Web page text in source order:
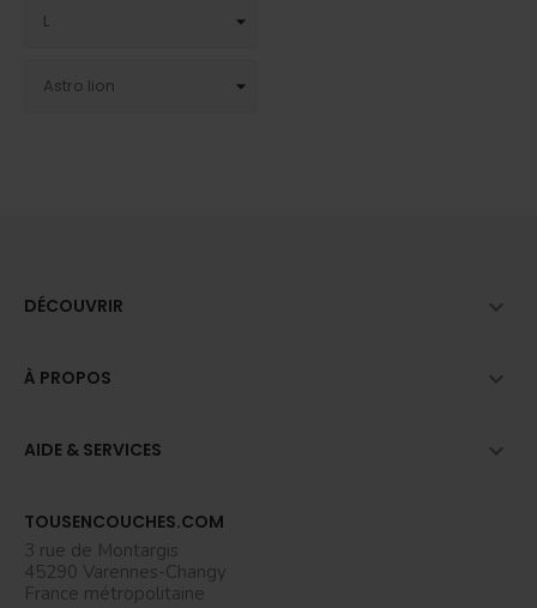
DÉCOUVRIR 
À PROPOS 
AIDE & SERVICES 
TOUSENCOUCHES.COM
3 rue de Montargis
45290 Varennes-Changy
France métropolitaine